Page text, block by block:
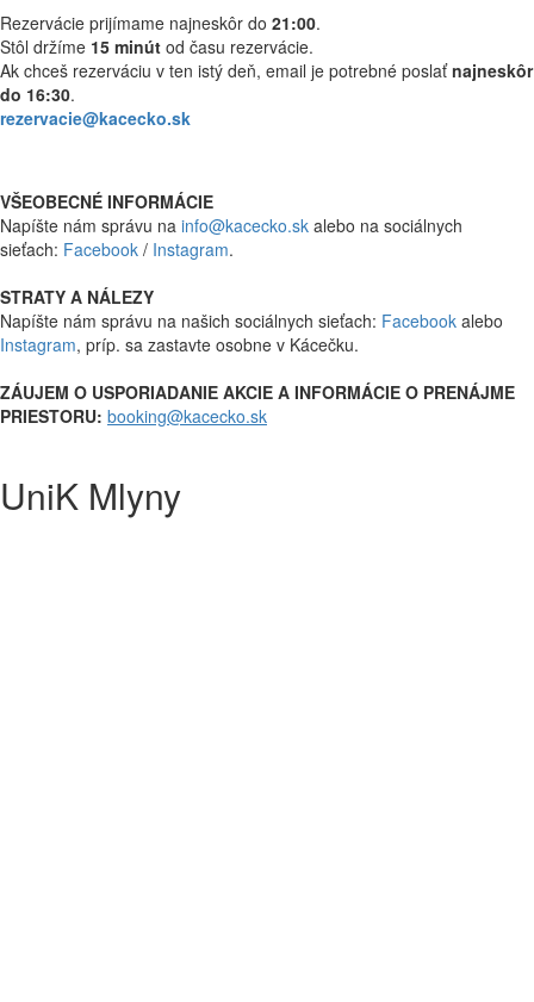
Rezervácie prijímame najneskôr do 21:00.
Stôl držíme 15 minút od času rezervácie.
Ak chceš rezerváciu v ten istý deň, email je potrebné poslaťnajneskôr
do 16:30.
rezervacie@kacecko.sk
VŠEOBECNÉ INFORMÁCIE
Napíšte nám správu na info@kacecko.sk alebo na sociálnych
sieťach: Facebook / Instagram.
STRATY A NÁLEZY
Napíšte nám správu na našich sociálnych sieťach: Facebook alebo
Instagram, príp. sa zastavte osobne v Kácečku.
ZÁUJEM O USPORIADANIE AKCIE A INFORMÁCIE O PRENÁJME
PRIESTORU: booking@kacecko.sk
UniK Mlyny